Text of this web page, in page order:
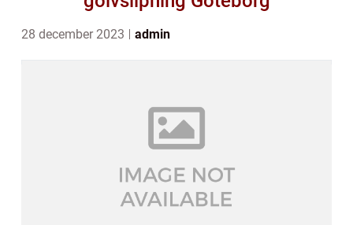
28 december 2023 admin